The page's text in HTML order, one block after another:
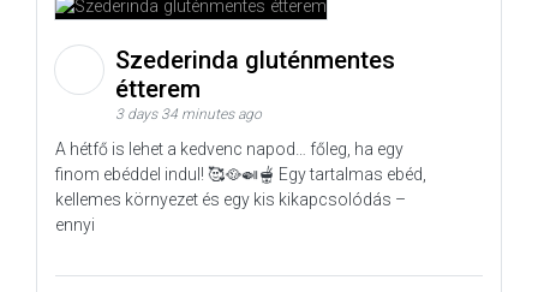
Szederinda gluténmentes
étterem
3 days 34 minutes ago
A hétfő is lehet a kedvenc napod… főleg, ha egy
finom ebéddel indul! 🥰🥘🍛🫕 Egy tartalmas ebéd,
kellemes környezet és egy kis kikapcsolódás –
ennyi